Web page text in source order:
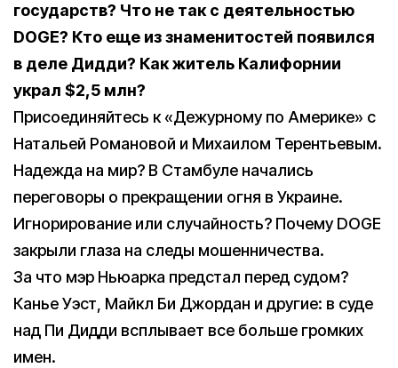
государств? Что не так с деятельностью
DOGE? Кто еще из знаменитостей появился
в деле Дидди? Как житель Калифорнии
украл $2,5 млн?
Присоединяйтесь к «Дежурному по Америке» с
Натальей Романовой и Михаилом Терентьевым.
Надежда на мир? В Стамбуле начались
переговоры о прекращении огня в Украине.
Игнорирование или случайность? Почему DOGE
закрыли глаза на следы мошенничества.
За что мэр Ньюарка предстал перед судом?
Канье Уэст, Майкл Би Джордан и другие: в суде
над Пи Дидди всплывает все больше громких
имен.